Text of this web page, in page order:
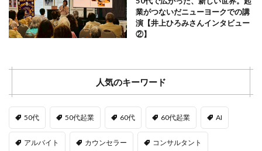
業がつないだニューヨークでの講
演【井上ひろみさんインタビュー
②】
人気のキーワード
50代 50代起業 60代 60代起業 AI
アルバイト カウンセラー コンサルタント